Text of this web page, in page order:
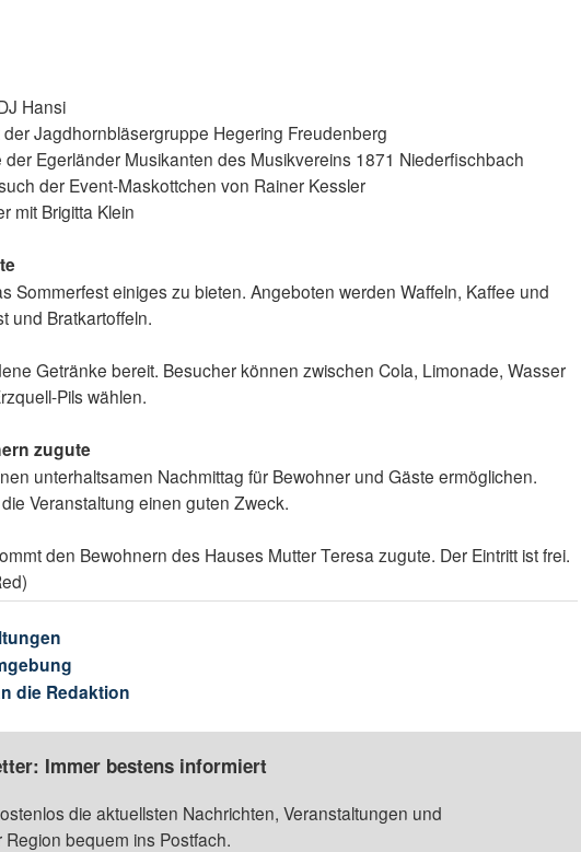
Hansi
der Jagdhornbläsergruppe Hegering Freudenberg
der Egerländer Musikanten des Musikvereins 1871 Niederfischbach
der Event-Maskottchen von Rainer Kessler
mit Brigitta Klein
Sommerfest einiges zu bieten. Angeboten werden Waffeln, Kaffee und
und Bratkartoffeln.
Getränke bereit. Besucher können zwischen Cola, Limonade, Wasser
Pils wählen.
zugute
unterhaltsamen Nachmittag für Bewohner und Gäste ermöglichen.
Veranstaltung einen guten Zweck.
den Bewohnern des Hauses Mutter Teresa zugute. Der Eintritt ist frei.
die Redaktion
Immer bestens informiert
die aktuellsten Nachrichten, Veranstaltungen und
bequem ins Postfach.